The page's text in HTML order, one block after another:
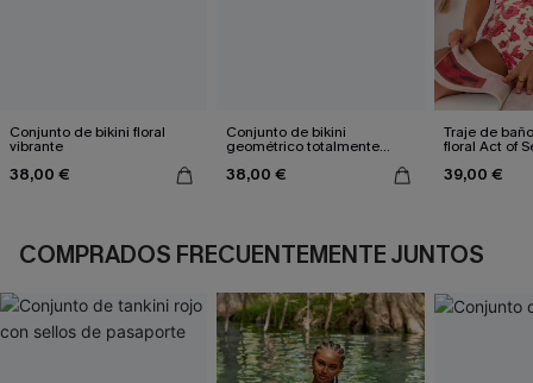
Conjunto de bikini floral
vibrante
38,00 €
Conjunto de bikini
geométrico totalmente
genial
38,00 €
Traje de
floral Act of
39,00 €
COMPRADOS FRECUENTEMENTE JUNTOS